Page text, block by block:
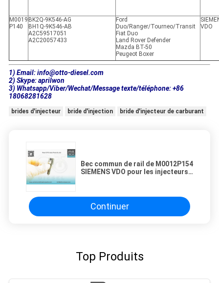
M0019
P140
BK2Q-9K546-AG
BH1Q-9K546-AB
A2C59517051
A2C20057433
Ford
Duo/Ranger/Tourneo/Transit
Fiat Duo
Land Rover Defender
Mazda BT-50
Peugeot Boxer
VDO
1) Email: info@otto-diesel.com
2) Skype: aprilwon
3) Whatsapp/Viber/Wechat/Message texte/téléphone: +86
18068281628
brides d'injecteur bride d'injection bride d'injecteur de carburant
Bec commun de rail de M0012P154
SIEMENS VDO pour les injecteurs
Continuer
Top Produits